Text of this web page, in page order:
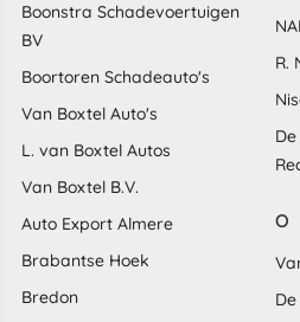
Boonstra Schadevoertuigen
BV
Boortoren Schadeauto's
Van Boxtel Auto's
L. van Boxtel Autos
Van Boxtel B.V.
Auto Export Almere
Brabantse Hoek
Bredon
R.
O